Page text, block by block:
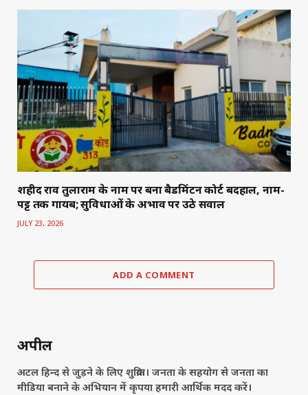
शहीद राव तुलाराम के नाम पर बना बैडमिंटन कोर्ट बदहाल, नाम-
पट्ट तक गायब; सुविधाओं के अभाव पर उठे सवाल
JULY 23, 2026
ADD A COMMENT
अपील
अटल हिन्द से जुड़ने के लिए शुक्रिया। जनता के सहयोग से जनता का
मीडिया बनाने के अभियान में कृपया हमारी आर्थिक मदद करें।